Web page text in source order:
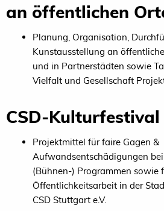
an öffentlichen
Planung, Organisation,
Kunstausstellung an
und in Partnerstädten sowie
Vielfalt und Gesellschaft
CSD-Kulturfestival
Projektmittel für faire Gagen &
Aufwandsentschädigungen
(Bühnen-) Programmen sowie
Öffentlichkeitsarbeit in der
CSD Stuttgart e.V.